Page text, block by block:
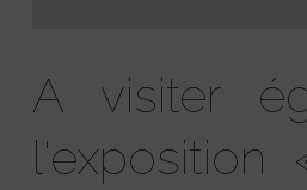
A visiter
l'exposition